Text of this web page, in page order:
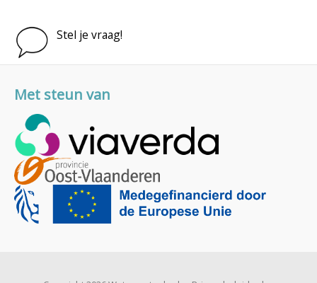
Stel je vraag!
Met steun van